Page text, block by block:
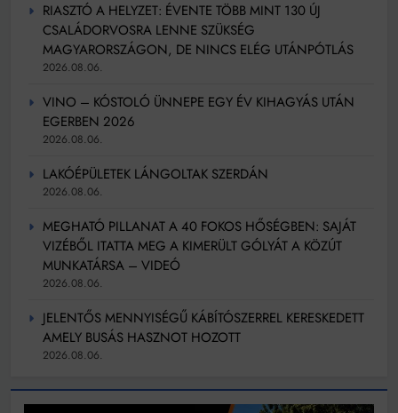
RIASZTÓ A HELYZET: ÉVENTE TÖBB MINT 130 ÚJ
CSALÁDORVOSRA LENNE SZÜKSÉG
MAGYARORSZÁGON, DE NINCS ELÉG UTÁNPÓTLÁS
2026.08.06.
VINO – KÓSTOLÓ ÜNNEPE EGY ÉV KIHAGYÁS UTÁN
EGERBEN 2026
2026.08.06.
LAKÓÉPÜLETEK LÁNGOLTAK SZERDÁN
2026.08.06.
MEGHATÓ PILLANAT A 40 FOKOS HŐSÉGBEN: SAJÁT
VIZÉBŐL ITATTA MEG A KIMERÜLT GÓLYÁT A KÖZÚT
MUNKATÁRSA – VIDEÓ
2026.08.06.
JELENTŐS MENNYISÉGŰ KÁBÍTÓSZERREL KERESKEDETT
AMELY BUSÁS HASZNOT HOZOTT
2026.08.06.